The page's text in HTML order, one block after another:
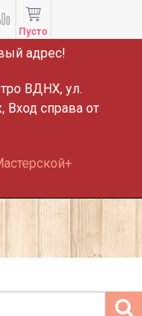
адрес!
ВДНХ, ул.
Вход справа от
Пусто